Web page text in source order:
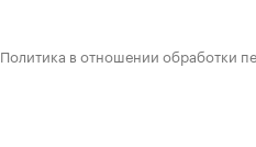
Политика в отношении обработки